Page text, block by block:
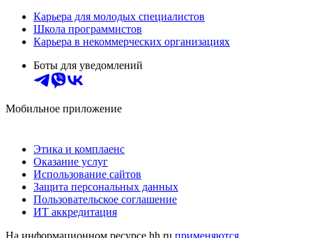
Карьера для молодых специалистов
Школа программистов
Карьера в некоммерческих организациях
Боты для уведомлений
Мобильное приложение
Этика и комплаенс
Оказание услуг
Использование сайтов
Защита персональных данных
Пользовательское соглашение
ИТ аккредитация